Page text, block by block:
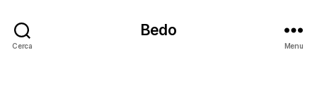
Cerca
Bedo
Menu